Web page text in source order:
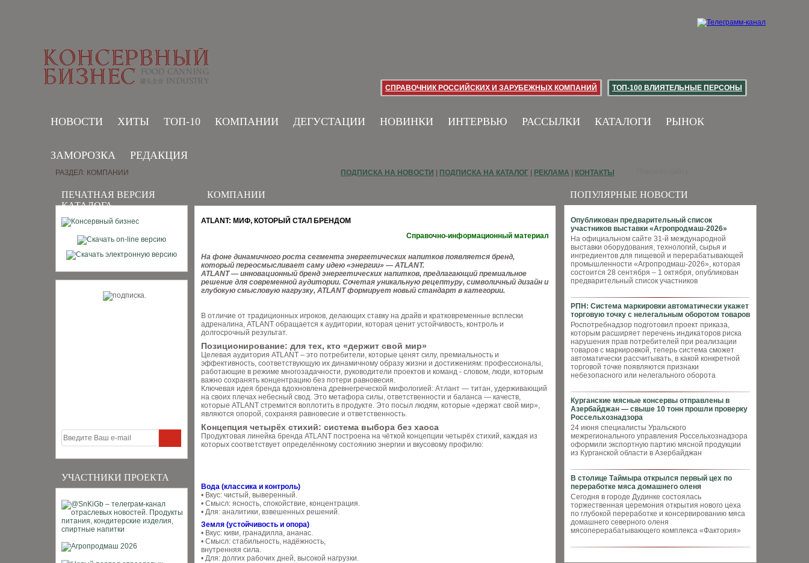
СПРАВОЧНИК РОССИЙСКИХ И ЗАРУБЕЖНЫХ КОМПАНИЙ ТОП-100 ВЛИЯТЕЛЬНЫЕ ПЕРСОНЫ
НОВОСТИ ХИТЫ ТОП-10 КОМПАНИИ ДЕГУСТАЦИИ НОВИНКИ ИНТЕРВЬЮ РАССЫЛКИ КАТАЛОГИ РЫНОК
ЗАМОРОЗКА РЕДАКЦИЯ
ПЕЧАТНАЯ ВЕРСИЯ
КАТАЛОГА
УЧАСТНИКИ ПРОЕКТА
ПОПУЛЯРНЫЕ НОВОСТИ
Опубликован предварительный список
участников выставки «Агропродмаш-2026»
На официальном сайте 31-й международной
выставки оборудования, технологий, сырья и
ингредиентов для пищевой и перерабатывающей
промышленности «Агропродмаш-2026», которая
состоится 28 сентября – 1 октября, опубликован
предварительный список участников
РПН: Система маркировки автоматически укажет
торговую точку с нелегальным оборотом товаров
Роспотребнадзор подготовил проект приказа,
которым расширяет перечень индикаторов риска
нарушения прав потребителей при реализации
товаров с маркировкой, теперь система сможет
автоматически рассчитывать, в какой конкретной
торговой точке появляются признаки
небезопасного или нелегального оборота
Курганские мясные консервы отправлены в
Азербайджан — свыше 10 тонн прошли проверку
Россельхознадзора
24 июня специалисты Уральского
межрегионального управления Россельхознадзора
оформили экспортную партию мясной продукции
из Курганской области в Азербайджан
В столице Таймыра открылся первый цех по
переработке мяса домашнего оленя
Сегодня в городе Дудинке состоялась
торжественная церемония открытия нового цеха
по глубокой переработке и консервированию мяса
домашнего северного оленя
мясоперерабатывающего комплекса «Фактория»
РАЗДЕЛ: КОМПАНИИ ПОДПИСКА НА НОВОСТИ ПОДПИСКА НА КАТАЛОГ РЕКЛАМА КОНТАКТЫ
КОМПАНИИ
ATLANT: МИФ, КОТОРЫЙ СТАЛ БРЕНДОМ
Справочно-информационный материал
На фоне динамичного роста сегмента энергетических напитков появляется бренд,
который переосмысливает саму идею «энергии» — ATLANT.
ATLANT — инновационный бренд энергетических напитков, предлагающий премиальное
решение для современной аудитории. Сочетая уникальную рецептуру, символичный дизайн и
глубокую смысловую нагрузку, ATLANT формирует новый стандарт в категории.
В отличие от традиционных игроков, делающих ставку на драйв и кратковременные всплески
адреналина, ATLANT обращается к аудитории, которая ценит устойчивость, контроль и
долгосрочный результат.
Позиционирование: для тех, кто «держит свой мир»
Целевая аудитория ATLANT – это потребители, которые ценят силу, премиальность и
эффективность, соответствующую их динамичному образу жизни и достижениям: профессионалы,
работающие в режиме многозадачности, руководители проектов и команд - словом, люди, которым
важно сохранять концентрацию без потери равновесия.
Ключевая идея бренда вдохновлена древнегреческой мифологией: Атлант — титан, удерживающий
на своих плечах небесный свод. Это метафора силы, ответственности и баланса — качеств,
которые ATLANT стремится воплотить в продукте. Это посыл людям, которые «держат свой мир»,
являются опорой, сохраняя равновесие и ответственность.
Концепция четырёх стихий: система выбора без хаоса
Продуктовая линейка бренда ATLANT построена на чёткой концепции четырёх стихий, каждая из
которых соответствует определённому состоянию энергии и вкусовому профилю:
Вода (классика и контроль)
• Вкус: чистый, выверенный.
• Смысл: ясность, спокойствие, концентрация.
• Для: аналитики, взвешенных решений.
Земля (устойчивость и опора)
• Вкус: киви, гранадилла, ананас.
• Смысл: стабильность, надёжность,
внутренняя сила.
• Для: долгих рабочих дней, высокой нагрузки.